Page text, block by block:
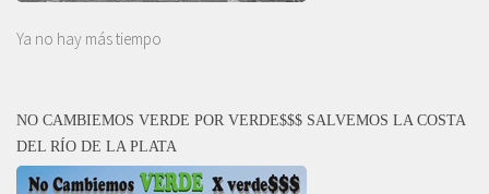
Ya no hay más tiempo
NO CAMBIEMOS VERDE POR VERDE$$$ SALVEMOS LA COSTA
DEL RÍO DE LA PLATA